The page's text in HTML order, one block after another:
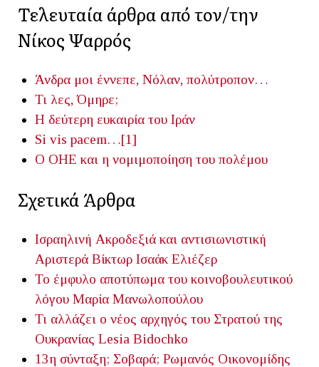
Τελευταία άρθρα από τον/την
Νίκος Ψαρρός
Άνδρα μοι έννεπε, Νόλαν, πολύτροπον…
Τι λες, Όμηρε;
Η δεύτερη ευκαιρία του Ιράν
Si vis pacem…[1]
Ο ΟΗΕ και η νομιμοποίηση του πολέμου
Σχετικά Άρθρα
Ισραηλινή Ακροδεξιά και αντισιωνιστική
Αριστερά Βίκτωρ Ισαάκ Ελιέζερ
Το έμφυλο αποτύπωμα του κοινοβουλευτικού
λόγου Μαρία Μανωλοπούλου
Τι αλλάζει ο νέος αρχηγός του Στρατού της
Ουκρανίας Lesia Bidochko
13η σύνταξη; Σοβαρά; Ρωμανός Οικονομίδης